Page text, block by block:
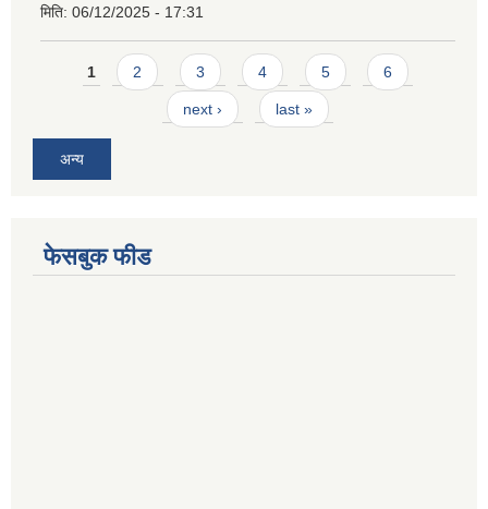
मिति: 06/12/2025 - 17:31
Pages
1 2 3 4 5 6
next › last »
अन्य
फेसबुक फीड